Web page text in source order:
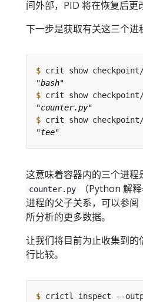
间外部，PID 将在恢复后更
下一步是获取有关这三个进
$ crit show
$ crit show
$ crit show
这意味着容器内的三个进程
counter.py （Python 解
进程的父子关系，可以参阅
所分析的更多数据。
让我们将目前为止收集到
行比较。
$ crictl inspect --